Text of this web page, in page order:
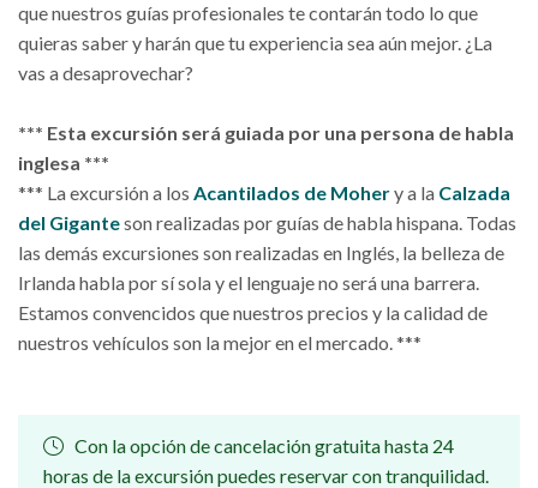
que nuestros guías profesionales te contarán todo lo que
quieras saber y harán que tu experiencia sea aún mejor. ¿La
vas a desaprovechar?
*** Esta excursión será guiada por una persona de habla
inglesa ***
*** La excursión a los Acantilados de Mohery a la Calzada
del Giganteson realizadas por guías de habla hispana. Todas
las demás excursiones son realizadas en Inglés, la belleza de
Irlanda habla por sí sola y el lenguaje no será una barrera.
Estamos convencidos que nuestros precios y la calidad de
nuestros vehículos son la mejor en el mercado. ***
Con la opción de cancelación gratuita hasta 24
horas de la excursión puedes reservar con tranquilidad.